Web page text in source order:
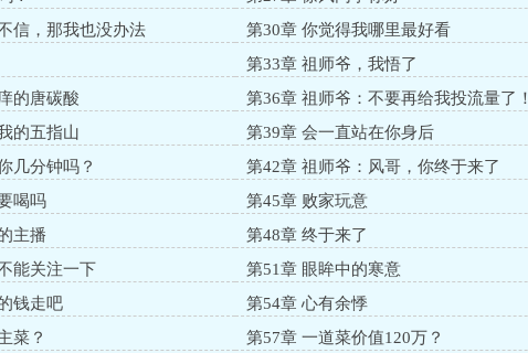
信，那我也没办法
第30章 你觉得我哪里最好看
第33章 祖师爷，我悟了
的唐碳酸
第36章 祖师爷：不要再给我投流量了！
的五指山
第39章 会一直站在你身后
几分钟吗？
第42章 祖师爷：风哥，你终于来了
喝吗
第45章 败家玩意
主播
第48章 终于来了
能关注一下
第51章 眼眸中的寒意
钱走吧
第54章 心有余悸
菜？
第57章 一道菜价值120万？